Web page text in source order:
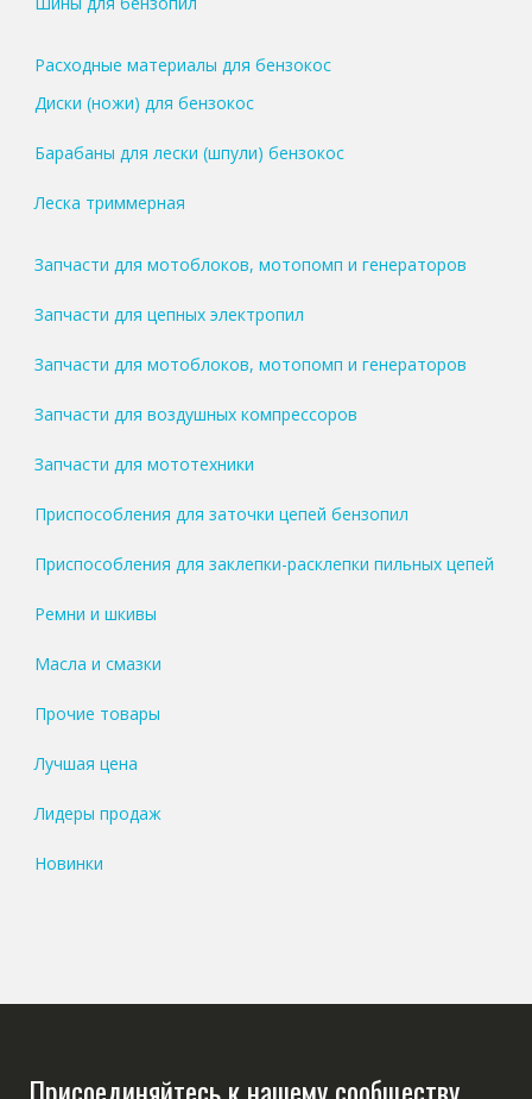
Расходные материалы для бензокос
Диски (ножи) для бензокос
Барабаны для лески (шпули) бензокос
Леска триммерная
Запчасти для мотоблоков, мотопомп и генераторов
Запчасти для цепных электропил
Запчасти для мотоблоков, мотопомп и генераторов
Запчасти для воздушных компрессоров
Запчасти для мототехники
Приспособления для заточки цепей бензопил
Приспособления для заклепки-расклепки пильных цепей
Ремни и шкивы
Масла и смазки
Прочие товары
Лучшая цена
Лидеры продаж
Новинки